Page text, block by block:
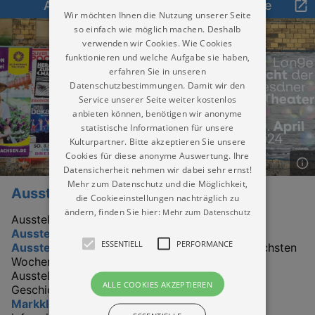
Ausstellungen in Markkleeberg heute
Ausstellungen
Ausstellungen in Markkleeberg heute.
Ausstellungskalender für Markkleeberg
Ausstellungen in Markkleeberg heute, den nächsten
Wochen und Monaten. Besuchen Sie die besten
Ausstellungen für Malerei, Grafik, Plastik, oder
Geschichte zum Beispiel im Weißen Haus
Markkleeberg
. Einfach und schnell. Jetzt hier
Wir möchten Ihnen die Nutzung unserer Seite
so einfach wie möglich machen. Deshalb
verwenden wir Cookies. Wie Cookies
funktionieren und welche Aufgabe sie haben,
erfahren Sie in unseren
Datenschutzbestimmungen. Damit wir den
Service unserer Seite weiter kostenlos
anbieten können, benötigen wir anonyme
statistische Informationen für unsere
Kulturpartner. Bitte akzeptieren Sie unsere
Cookies für diese anonyme Auswertung. Ihre
Datensicherheit nehmen wir dabei sehr ernst!
Mehr zum Datenschutz und die Möglichkeit,
die Cookieeinstellungen nachträglich zu
ändern, finden Sie hier: Mehr zum Datenschutz
ESSENTIELL PERFORMANCE
ALLE COOKIES AKZEPTIEREN